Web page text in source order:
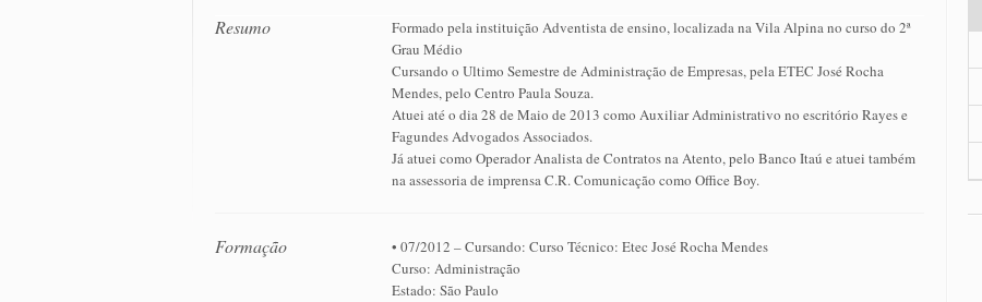
Resumo
Formado pela instituição Adventista de ensino, localizada na Vila Alpina no curso do 2ª
Grau Médio
Cursando o Ultimo Semestre de Administração de Empresas, pela ETEC José Rocha
Mendes, pelo Centro Paula Souza.
Atuei até o dia 28 de Maio de 2013 como Auxiliar Administrativo no escritório Rayes e
Fagundes Advogados Associados.
Já atuei como Operador Analista de Contratos na Atento, pelo Banco Itaú e atuei também
na assessoria de imprensa C.R. Comunicação como Office Boy.
Formação
• 07/2012 – Cursando: Curso Técnico: Etec José Rocha Mendes
Curso: Administração
Estado: São Paulo